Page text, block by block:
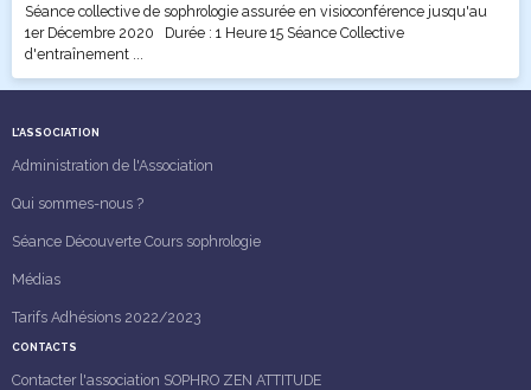
Séance collective de sophrologie assurée en visioconférence jusqu'au
1er Décembre 2020 Durée : 1 Heure 15 Séance Collective
d'entraînement ...
L'ASSOCIATION
Administration de l'Association
Qui sommes-nous ?
Séance Découverte Cours sophrologie
Médias
Tarifs Adhésions 2022/2023
CONTACTS
Contacter l'association SOPHRO ZEN ATTITUDE